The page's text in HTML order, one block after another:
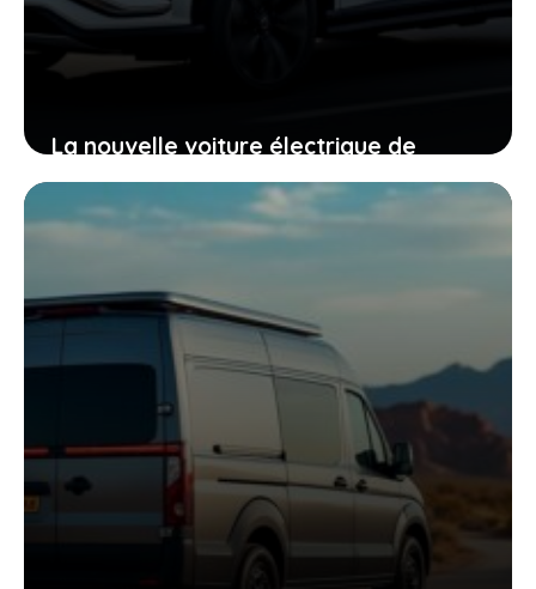
La nouvelle voiture électrique de
mitsubishi mise sur un air de famille
pour vous convaincre au premier
18 juin 2026